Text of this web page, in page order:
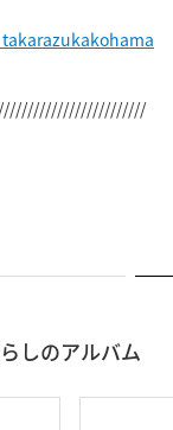
しのアルバム